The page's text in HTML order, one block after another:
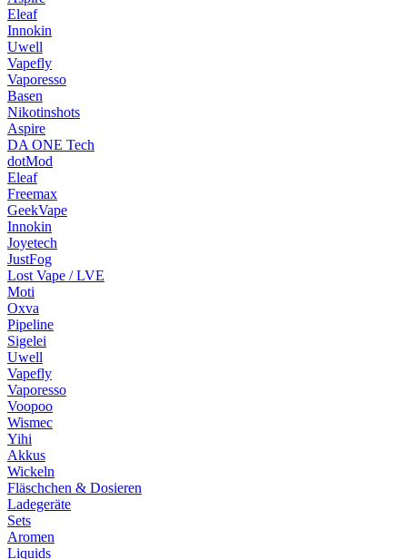
Eleaf
Innokin
Uwell
Vapefly
Vaporesso
Basen
Nikotinshots
Aspire
DA ONE Tech
dotMod
Eleaf
Freemax
GeekVape
Innokin
Joyetech
JustFog
Lost Vape / LVE
Moti
Oxva
Pipeline
Sigelei
Uwell
Vapefly
Vaporesso
Voopoo
Wismec
Yihi
Akkus
Wickeln
Fläschchen & Dosieren
Ladegeräte
Sets
Aromen
Liquids